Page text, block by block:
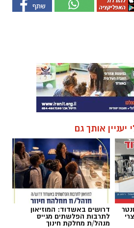
יעניין אותך גם
דרושים באשדוד: המוזיאון
לתרבות הפלשתים מגייס
מנהל/ת מחלקת חינוך